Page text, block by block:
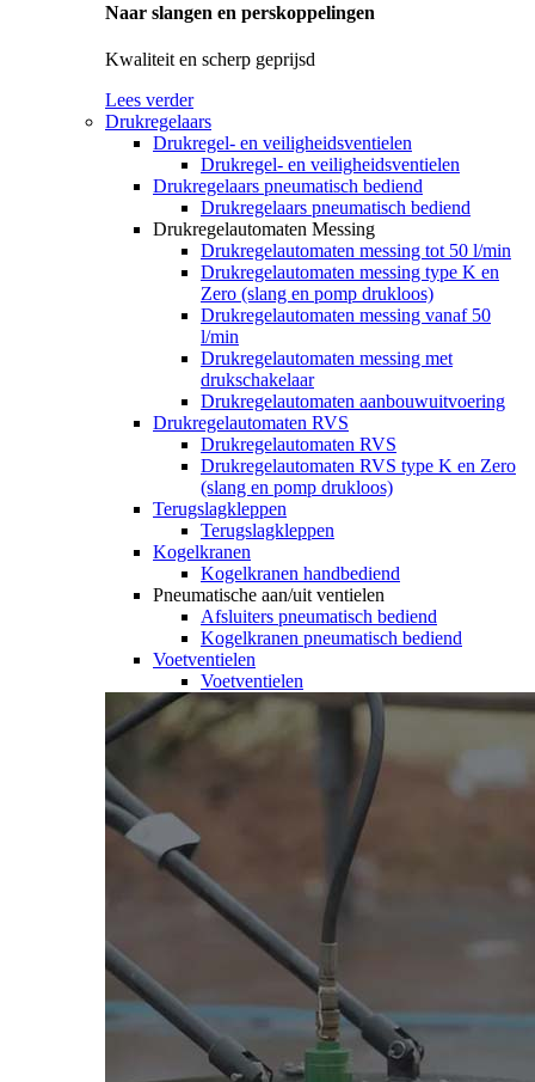
Naar slangen en perskoppelingen
Kwaliteit en scherp geprijsd
Lees verder
Drukregelaars
Drukregel- en veiligheidsventielen
Drukregel- en veiligheidsventielen
Drukregelaars pneumatisch bediend
Drukregelaars pneumatisch bediend
Drukregelautomaten Messing
Drukregelautomaten messing tot 50 l/min
Drukregelautomaten messing type K en
Zero (slang en pomp drukloos)
Drukregelautomaten messing vanaf 50
l/min
Drukregelautomaten messing met
drukschakelaar
Drukregelautomaten aanbouwuitvoering
Drukregelautomaten RVS
Drukregelautomaten RVS
Drukregelautomaten RVS type K en Zero
(slang en pomp drukloos)
Terugslagkleppen
Terugslagkleppen
Kogelkranen
Kogelkranen handbediend
Pneumatische aan/uit ventielen
Afsluiters pneumatisch bediend
Kogelkranen pneumatisch bediend
Voetventielen
Voetventielen